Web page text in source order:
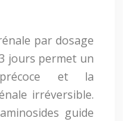
par dosage
jours permet un
précoce et la
irréversible.
guide